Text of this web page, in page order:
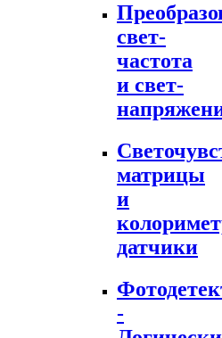
свет-
частота
и свет-
матрицы
и
датчики
-